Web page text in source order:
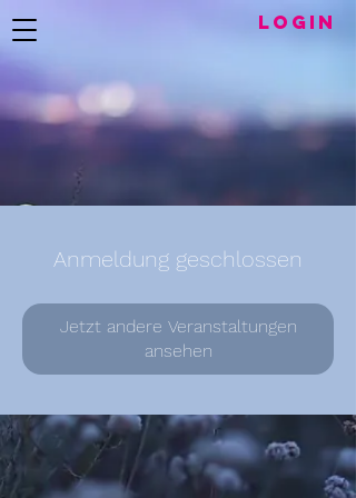
LogIN
Anmeldung geschlossen
Jetzt andere Veranstaltungen
ansehen